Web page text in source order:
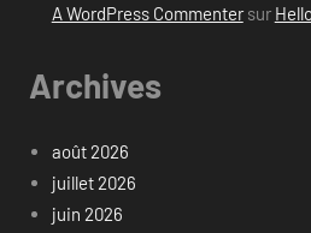
A WordPress Commentersur
Archives
août 2026
juillet 2026
juin 2026